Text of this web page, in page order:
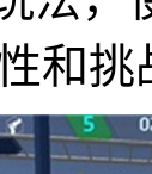
和挑